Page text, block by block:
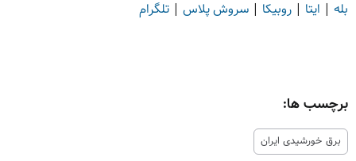
بله | ایتا | روبیکا | سروش پلاس | تلگرام
برچسب ها:
برق خورشیدی ایران